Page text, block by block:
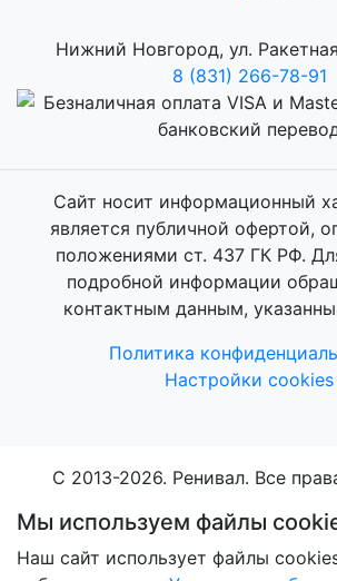
Нижний Новгород, ул.
8 (831) 266-78-91
Сайт носит информационный
является публичной офертой,
положениями ст. 437 ГК РФ.
подробной информации
контактным данным,
Политика
Настройки cookies
C 2013-2026. Ренивал. Все
Мы используем файлы
Наш сайт использует файлы